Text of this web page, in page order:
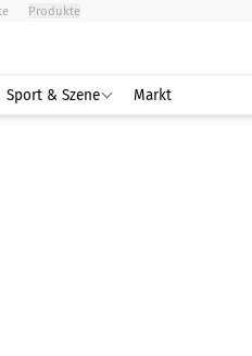
Produkte
Sport & Szene Markt